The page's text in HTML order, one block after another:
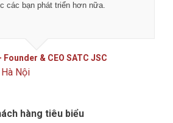
các bạn phát triển hơn nữa.
Founder & CEO SATC JSC
Nội
hàng tiêu biểu